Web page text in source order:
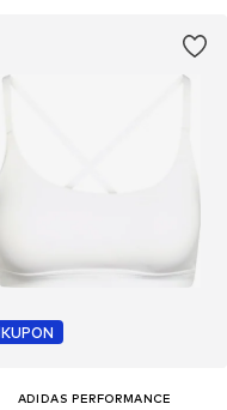
KUPON
ADIDAS PERFORMANCE